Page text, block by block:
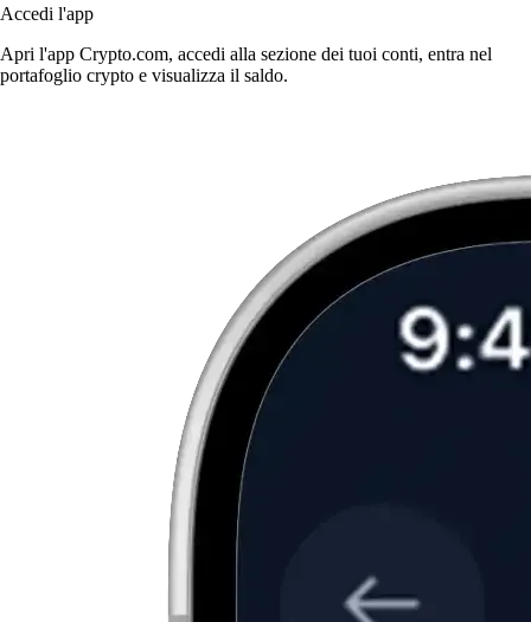
Accedi l'app
Apri l'app Crypto.com, accedi alla sezione dei tuoi conti, entra nel
portafoglio crypto e visualizza il saldo.